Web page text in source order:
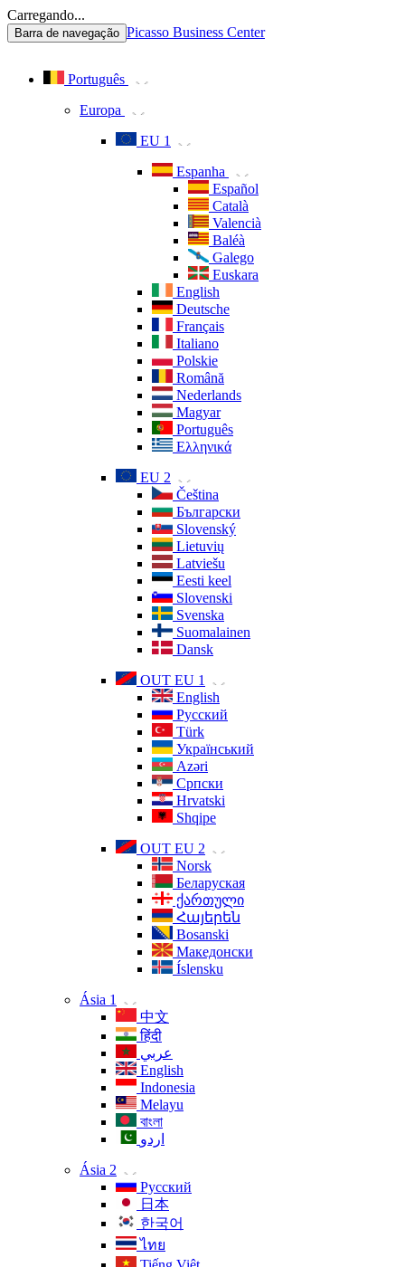
Carregando...
Barra de navegação Picasso Business Center
Português
Europa
EU 1
Espanha
Español
Català
Valencià
Baléà
Galego
Euskara
English
Deutsche
Français
Italiano
Polskie
Română
Nederlands
Magyar
Português
Ελληνικά
EU 2
Čeština
Български
Slovenský
Lietuvių
Latviešu
Eesti keel
Slovenski
Svenska
Suomalainen
Dansk
OUT EU 1
English
Русский
Türk
Український
Azəri
Српски
Hrvatski
Shqipe
OUT EU 2
Norsk
Беларуская
ქართული
Հայերեն
Bosanski
Македонски
Íslensku
Ásia 1
中文
हिंदी
عربي
English
Indonesia
Melayu
বাংলা
اردو
Ásia 2
Русский
日本
한국어
ไทย